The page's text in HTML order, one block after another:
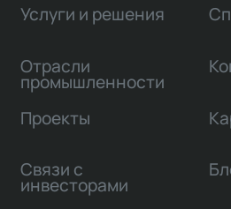
Услуги и решения
Отрасли
промышленности
Проекты
Связи с
инвесторами